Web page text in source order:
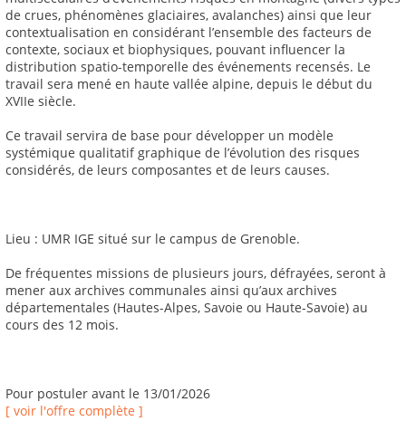
de crues, phénomènes glaciaires, avalanches) ainsi que leur
contextualisation en considérant l’ensemble des facteurs de
contexte, sociaux et biophysiques, pouvant influencer la
distribution spatio-temporelle des événements recensés. Le
travail sera mené en haute vallée alpine, depuis le début du
XVIIe siècle.
Ce travail servira de base pour développer un modèle
systémique qualitatif graphique de l’évolution des risques
considérés, de leurs composantes et de leurs causes.
Lieu : UMR IGE situé sur le campus de Grenoble.
De fréquentes missions de plusieurs jours, défrayées, seront à
mener aux archives communales ainsi qu’aux archives
départementales (Hautes-Alpes, Savoie ou Haute-Savoie) au
cours des 12 mois.
Pour postuler avant le 13/01/2026
[ voir l'offre complète ]